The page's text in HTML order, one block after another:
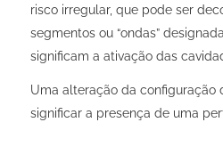
risco irregular, que pode ser
segmentos ou “ondas”
significam a ativação das
Uma alteração da configuração
significar a presença de uma